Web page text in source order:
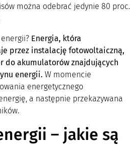
można odebrać jedynie 80 proc.
energii? Energia, która
przez instalację fotowoltaiczną,
do akumulatorów znajdujących
energii. W momencie
energetycznego
a następnie przekazywana
– jakie są